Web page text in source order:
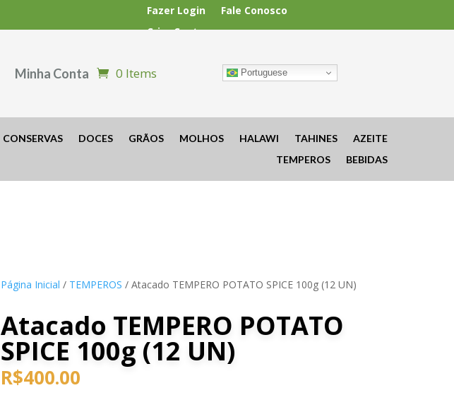
Fazer Login
Fale Conosco
Criar Conta
Minha Conta 0 Items Portuguese
CONSERVAS DOCES GRÃOS MOLHOS HALAWI TAHINES
AZEITE
TEMPEROS
BEBIDAS
Página Inicial / TEMPEROS / Atacado TEMPERO POTATO SPICE 100g (12 UN)
Atacado TEMPERO POTATO
SPICE 100g (12 UN)
R$400.00